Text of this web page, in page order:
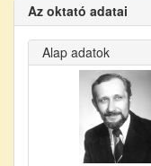
Az oktató adatai
Alap adatok